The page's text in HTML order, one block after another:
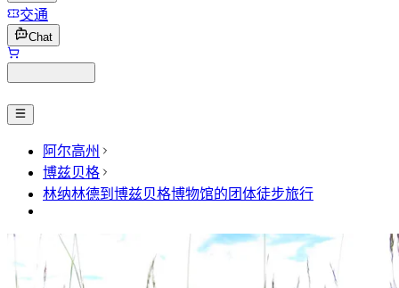
交通
Chat
阿尔高州
博兹贝格
林纳林德到博兹贝格博物馆的团体徒步旅行